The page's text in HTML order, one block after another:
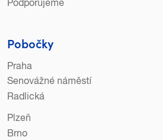
Podporujeme
Pobočky
Praha
Senovážné náměstí
Radlická
Plzeň
Brno